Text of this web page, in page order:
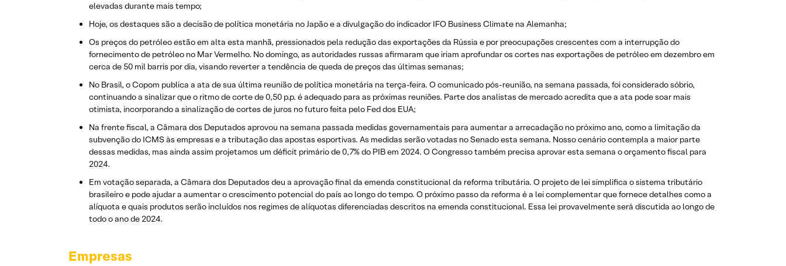
elevadas durante mais tempo;
Hoje, os destaques são a decisão de política monetária no Japão e a divulgação do indicador IFO Business Climate na Alemanha;
Os preços do petróleo estão em alta esta manhã, pressionados pela redução das exportações da Rússia e por preocupações crescentes com a interrupção do
fornecimento de petróleo no Mar Vermelho. No domingo, as autoridades russas afirmaram que iriam aprofundar os cortes nas exportações de petróleo em dezembro em
cerca de 50 mil barris por dia, visando reverter a tendência de queda de preços das últimas semanas;
No Brasil, o Copom publica a ata de sua última reunião de política monetária na terça-feira. O comunicado pós-reunião, na semana passada, foi considerado sóbrio,
continuando a sinalizar que o ritmo de corte de 0,50 p.p. é adequado para as próximas reuniões. Parte dos analistas de mercado acredita que a ata pode soar mais
otimista, incorporando a sinalização de cortes de juros no futuro feita pelo Fed dos EUA;
Na frente fiscal, a Câmara dos Deputados aprovou na semana passada medidas governamentais para aumentar a arrecadação no próximo ano, como a limitação da
subvenção do ICMS às empresas e a tributação das apostas esportivas. As medidas serão votadas no Senado esta semana. Nosso cenário contempla a maior parte
dessas medidas, mas ainda assim projetamos um déficit primário de 0,7% do PIB em 2024. O Congresso também precisa aprovar esta semana o orçamento fiscal para
2024.
Em votação separada, a Câmara dos Deputados deu a aprovação final da emenda constitucional da reforma tributária. O projeto de lei simplifica o sistema tributário
brasileiro e pode ajudar a aumentar o crescimento potencial do país ao longo do tempo. O próximo passo da reforma é a lei complementar que fornece detalhes como a
alíquota e quais produtos serão incluídos nos regimes de alíquotas diferenciadas descritos na emenda constitucional. Essa lei provavelmente será discutida ao longo de
todo o ano de 2024.
Empresas